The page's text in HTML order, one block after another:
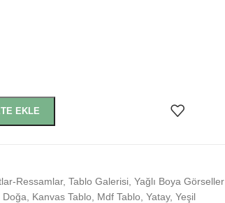
EKLE
Ressamlar, Tablo Galerisi Yağlı Boya Görseller
Doğa Kanvas Tablo Mdf Tablo Yatay, Yeşil